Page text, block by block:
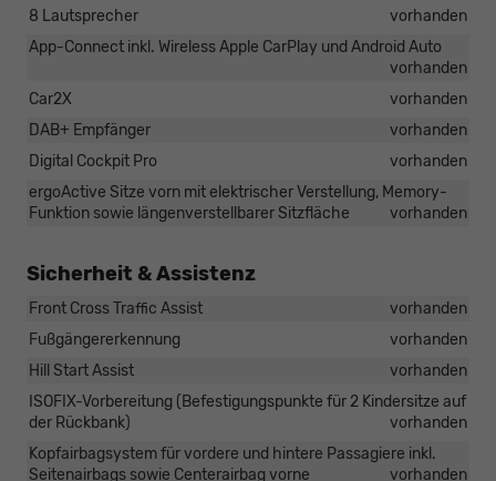
8 Lautsprecher
vorhanden
App-Connect inkl. Wireless Apple CarPlay und Android Auto
vorhanden
Car2X
vorhanden
DAB+ Empfänger
vorhanden
Digital Cockpit Pro
vorhanden
ergoActive Sitze vorn mit elektrischer Verstellung, Memory-
Funktion sowie längenverstellbarer Sitzfläche
vorhanden
Sicherheit & Assistenz
Front Cross Traffic Assist
vorhanden
Fußgängererkennung
vorhanden
Hill Start Assist
vorhanden
ISOFIX-Vorbereitung (Befestigungspunkte für 2 Kindersitze auf
der Rückbank)
vorhanden
Kopfairbagsystem für vordere und hintere Passagiere inkl.
Seitenairbags sowie Centerairbag vorne
vorhanden